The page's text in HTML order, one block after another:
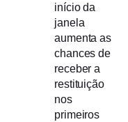
início da
janela
aumenta as
chances de
receber a
restituição
nos
primeiros